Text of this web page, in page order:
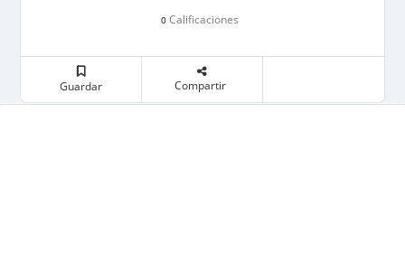
0 Calificaciones
Guardar Compartir